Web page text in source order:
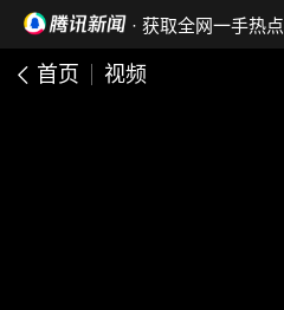
· 获取全网一手热点
首页 视频